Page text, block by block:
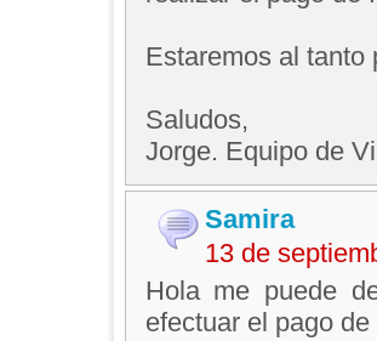
Estaremos al tanto
Saludos,
Jorge. Equipo de
Samira
13 de
Hola me puede
efectuar el pago